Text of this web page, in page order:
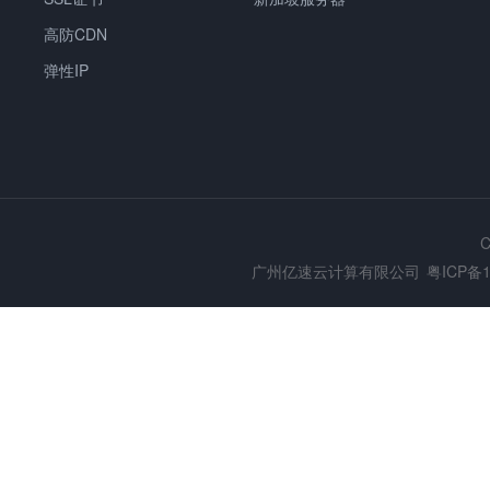
高防CDN
弹性IP
广州亿速云计算有限公司 粤ICP备